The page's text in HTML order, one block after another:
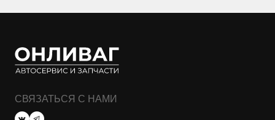
СВЯЗАТЬСЯ С НАМИ